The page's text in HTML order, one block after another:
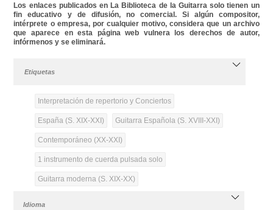
Los enlaces publicados en La Biblioteca de la Guitarra solo tienen un
fin educativo y de difusión, no comercial. Si algún compositor,
intérprete o empresa, por cualquier motivo, considera que un archivo
que aparece en esta página web vulnera los derechos de autor,
infórmenos y se eliminará.
Etiquetas
Interpretación de repertorio y Conciertos
España (S. XIX-XXI) Guitarra Española (S. XVIII-XXI)
Contemporáneo (XX-XXI)
1 instrumento de cuerda pulsada solo
Guitarra moderna (S. XIX-XX)
Idioma